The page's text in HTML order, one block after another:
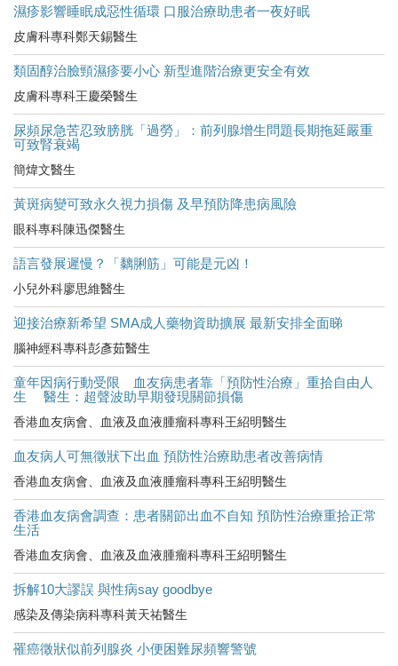
濕疹影響睡眠成惡性循環 口服治療助患者一夜好眠
皮膚科專科鄭天錫醫生
類固醇治臉頸濕疹要小心 新型進階治療更安全有效
皮膚科專科王慶榮醫生
尿頻尿急苦忍致膀胱「過勞」：前列腺增生問題長期拖延嚴重
可致腎衰竭
簡煒文醫生
黃斑病變可致永久視力損傷 及早預防降患病風險
眼科專科陳迅傑醫生
語言發展遲慢？「黐脷筋」可能是元凶！
小兒外科廖思維醫生
迎接治療新希望 SMA成人藥物資助擴展 最新安排全面睇
腦神經科專科彭彥茹醫生
童年因病行動受限 血友病患者靠「預防性治療」重拾自由人
生 醫生：超聲波助早期發現關節損傷
香港血友病會、血液及血液腫瘤科專科王紹明醫生
血友病人可無徵狀下出血 預防性治療助患者改善病情
香港血友病會、血液及血液腫瘤科專科王紹明醫生
香港血友病會調查：患者關節出血不自知 預防性治療重拾正常
生活
香港血友病會、血液及血液腫瘤科專科王紹明醫生
拆解10大謬誤 與性病say goodbye
感染及傳染病科專科黃天祐醫生
罹癌徵狀似前列腺炎 小便困難尿頻響警號